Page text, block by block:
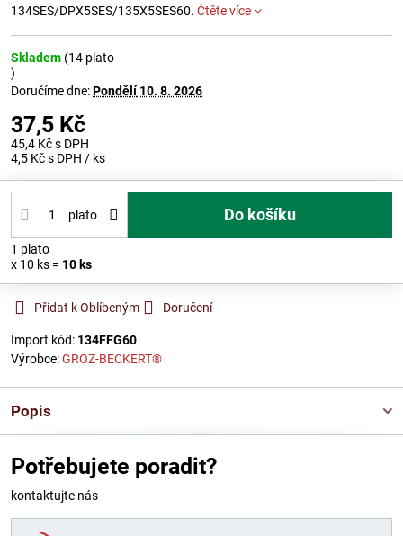
134SES/DPX5SES/135X5SES60. Čtěte více
Skladem (14 plato
)
Doručíme dne:Pondělí10. 8. 2026
37,5 Kč
45,4 Kčs DPH
4,5 Kčs DPH / ks
plato Do košíku
1 plato
x 10 ks = 10 ks
Přidat k Oblíbeným Doručení
Import kód: 134FFG60
Výrobce:GROZ-BECKERT®
Popis
Potřebujete poradit?
kontaktujte nás